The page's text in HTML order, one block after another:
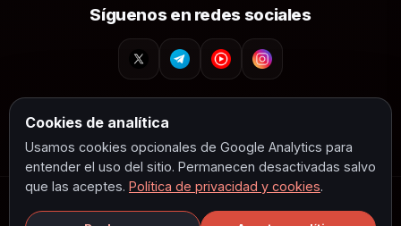
Síguenos en redes sociales
Data de opciones
Estructura de opciones
Indicadores
Cookies de analítica
Usamos cookies opcionales de Google Analytics para
entender el uso del sitio. Permanecen desactivadas salvo
que las aceptes. Política de privacidad y cookies.